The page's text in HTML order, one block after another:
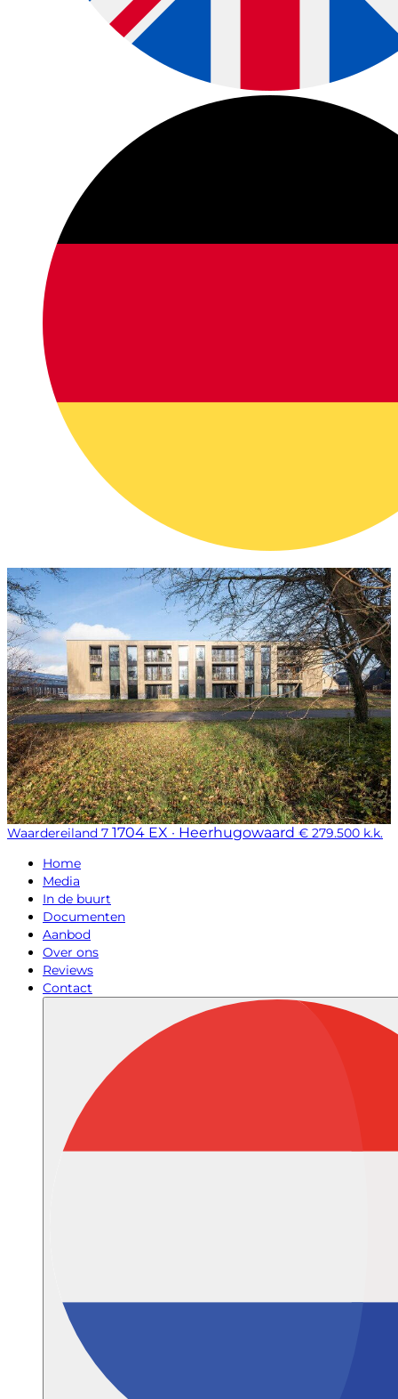
Waardereiland 7 1704 EX · Heerhugowaard € 279.500 k.k.
Home
Media
In de buurt
Documenten
Aanbod
Over ons
Reviews
Contact